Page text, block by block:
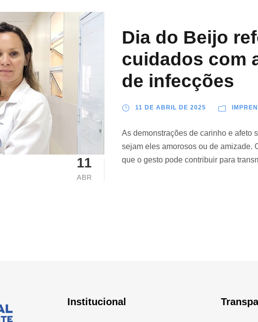
11
ABR
Dia do Beijo
cuidados com
de infecções
11 DE ABRIL DE 2025
As demonstrações de carinho e afeto
sejam eles amorosos ou de amizade.
que o gesto pode contribuir para
Institucional